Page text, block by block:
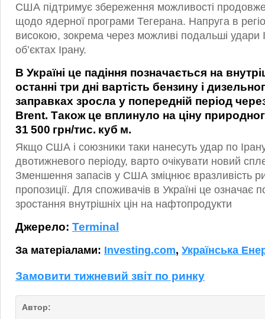
США підтримує збереження можливості
щодо ядерної програми Тегерана. Напруга в
високою, зокрема через можливі подальші удари
об’єктах Ірану.
В Україні це падіння позначається на
останні три дні вартість бензину і
заправках зросла у попередній період
Brent. Також це вплинуло на ціну
31 500 грн/тис. куб м.
Якщо США і союзники таки нанесуть удар по
двотижневого періоду, варто очікувати новий
Зменшення запасів у США зміцнює вразливість
пропозиції. Для споживачів в Україні це означає
зростання внутрішніх цін на нафтопродукти
Джерело: Terminal
За матеріалами: Investing.com, Українська
Замовити тижневий звіт по ринку
Автор: